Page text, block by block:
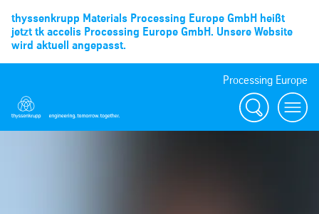
thyssenkrupp Materials Processing Europe GmbH heißt
jetzt tk accelis Processing Europe GmbH. Unsere Website
wird aktuell angepasst.
Processing Europe
Suche
menu